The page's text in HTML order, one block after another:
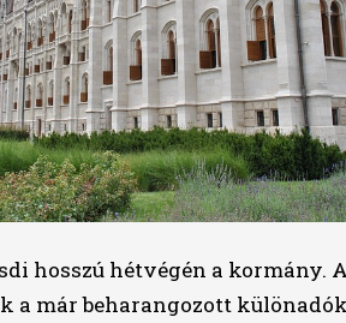
hosszú hétvégén a kormány.
a már beharangozott